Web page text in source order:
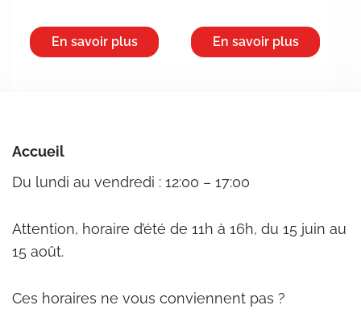
En savoir plus En savoir plus
Accueil
Du lundi au vendredi : 12:00 – 17:00
Attention, horaire d’été de 11h à 16h, du 15 juin au
15 août.
Ces horaires ne vous conviennent pas ?